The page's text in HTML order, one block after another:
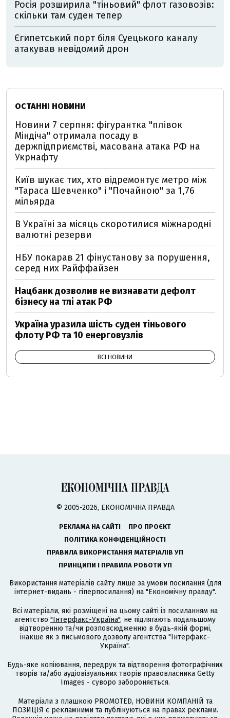
Росія розширила "тіньовий" флот газовозів:
скільки там суден тепер
Єгипетський порт біля Суецького каналу
атакував невідомий дрон
ОСТАННІ НОВИНИ
Новини 7 серпня: фігурантка "плівок
Міндіча" отримала посаду в
держпідприємстві, масована атака РФ на
Укрнафту
Київ шукає тих, хто відремонтує метро між
"Тараса Шевченко" і "Почайною" за 1,76
мільярда
В Україні за місяць скоротилися міжнародні
валютні резерви
НБУ покарав 21 фінустанову за порушення,
серед них Райффайзен
Нацбанк дозволив не визнавати дефолт
бізнесу на тлі атак РФ
Україна уразила шість суден тіньового
флоту РФ та 10 енерговузлів
ВСІ НОВИНИ
© 2005-2026, ЕКОНОМІЧНА ПРАВДА
РЕКЛАМА НА САЙТІ
ПРО ПРОЄКТ
ПОЛІТИКА КОНФІДЕНЦІЙНОСТІ
ПРАВИЛА ВИКОРИСТАННЯ МАТЕРІАЛІВ УП
ПРИНЦИПИ І ПРАВИЛА РОБОТИ УП
Використання матеріалів сайту лише за умови посилання (для
інтернет-видань - гіперпосилання) на "Економічну правду".
Всі матеріали, які розміщені на цьому сайті із посиланням на
агентство "Інтерфакс-Україна", не підлягають подальшому
відтворенню та/чи розповсюдженню в будь-якій формі,
інакше як з письмового дозволу агентства "Інтерфакс-
Україна".
Будь-яке копіювання, передрук та відтворення фотографічних
творів та/або аудіовізуальних творів правовласника Getty
Images - суворо забороняється.
Матеріали з плашкою PROMOTED, НОВИНИ КОМПАНІЙ та
ПОЗИЦІЯ є рекламними та публікуються на правах реклами.